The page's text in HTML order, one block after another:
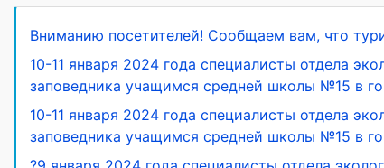
Вниманию посетителей! Сообщаем вам, что
10-11 января 2024 года специалисты отдела
заповедника учащимся средней школы №15 в
10-11 января 2024 года специалисты отдела
заповедника учащимся средней школы №15 в